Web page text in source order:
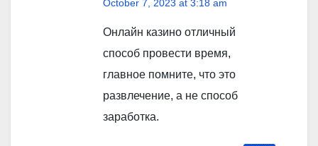
October 7, 2023 at 3:18 am
Онлайн казино отличный
способ провести время,
главное помните, что это
развлечение, а не способ
заработка.